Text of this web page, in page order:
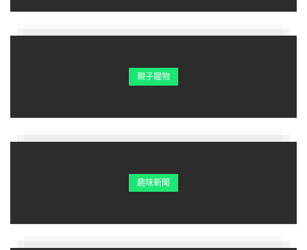
Dynzell表示，以前他曾因為身高問題，約會時經常遇到尷
敢穿高跟鞋，但以後我不會再遇到這種問題了」。Dynzell
親子寵物
趣味新聞